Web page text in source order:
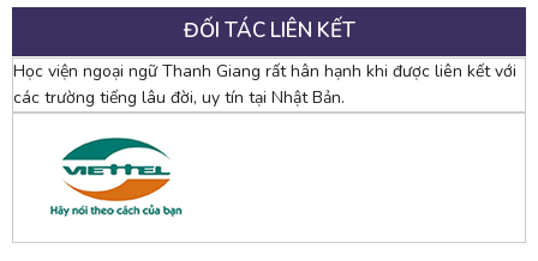
ĐỐI TÁC LIÊN KẾT
Học viện ngoại ngữ Thanh Giang rất hân hạnh khi được liên kết với
các trường tiếng lâu đời, uy tín tại Nhật Bản.